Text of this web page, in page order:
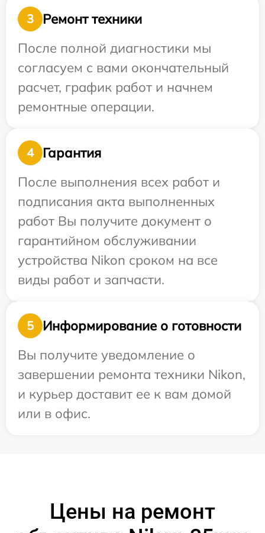
3
Ремонт техники
После полной диагностики мы
согласуем с вами окончательный
расчет, график работ и начнем
ремонтные операции.
4
Гарантия
После выполнения всех работ и
подписания акта выполненных
работ Вы получите документ о
гарантийном обслуживании
устройства Nikon сроком на все
виды работ и запчасти.
5
Информирование о готовности
Вы получите уведомление о
завершении ремонта техники Nikon,
и курьер доставит ее к вам домой
или в офис.
Цены на ремонт